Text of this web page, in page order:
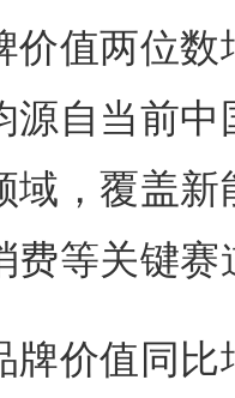
价值两位
源自当前
域，覆盖
费等关键赛
价值同比